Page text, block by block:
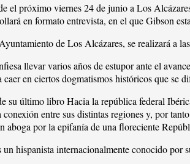
el próximo viernes 24 de junio a Los
en formato entrevista, en el que Gibson
de Los Alcázares, se realizará a
llevar varios años de estupor ante el
en ciertos dogmatismos históricos que se
su último libro Hacia la república federal
entre sus distintas regiones y, por
aboga por la epifanía de una floreciente
hispanista internacionalmente conocido